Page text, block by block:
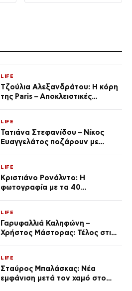
LIFE
Τζούλια Αλεξανδράτου: Η κόρη
της Paris – Αποκλειστικές
LIFE
Τατιάνα Στεφανίδου – Νίκος
Ευαγγελάτος ποζάρουν με
LIFE
Κριστιάνο Ρονάλντο: Η
φωτογραφία με τα 40
εκ. likes
LIFE
Γαρυφαλλιά Καληφώνη –
Χρήστος Μάστορας: Τέλος στις
LIFE
Σταύρος Μπαλάσκας: Νέα
εμφάνιση μετά τον χαμό στο